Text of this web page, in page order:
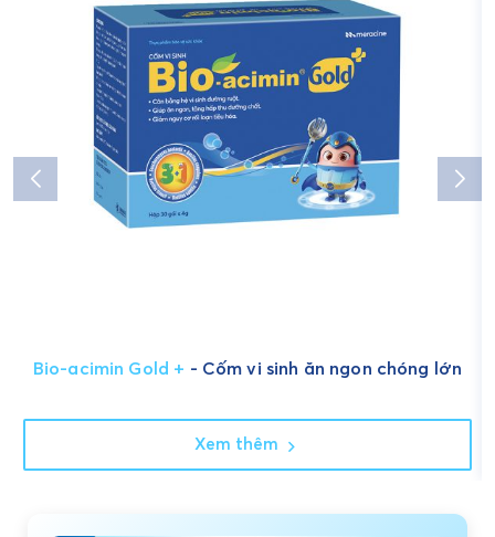
Bio-acimin Gold + - Cốm vi sinh ăn ngon chóng lớn
Xem thêm